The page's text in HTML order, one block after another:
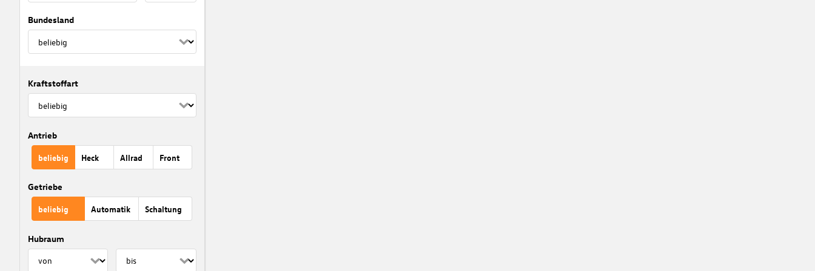
Bundesland
Kraftstoffart
Antrieb
beliebig Heck Allrad Front
Getriebe
beliebig Automatik Schaltung
Hubraum